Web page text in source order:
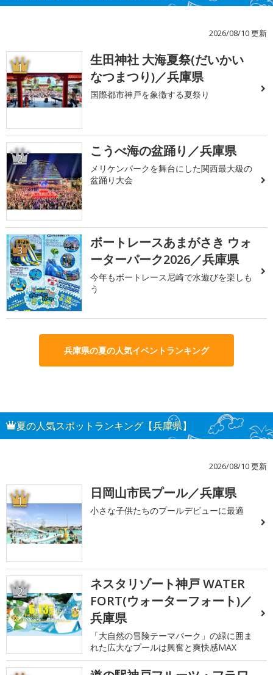
2026/08/10 更新
1
生田神社 大海夏祭(だいかい
なつまつり)／兵庫県
国際都市神戸を象徴する夏祭り
2 こうべ海の盆踊り／兵庫県
メリケンパークを舞台にした関西最大級の
盆踊り大会
3
ボートレースあまがさき ウォ
ーターパーク2026／兵庫県
今年もボートレース尼崎で水遊びを楽しも
う
兵庫県の夏の人気イベントランキング
夏の人気スポットランキング【兵庫県】
2026/08/10 更新
1 日岡山市民プール／兵庫県
小さな子供たちのプールデビューに最適
2
ネスタリゾート神戸 WATER
FORT(ウォーターフォート)／
兵庫県
「大自然の冒険テーマパーク」の緑に囲ま
れた広大なプールは興奮と爽快感MAX